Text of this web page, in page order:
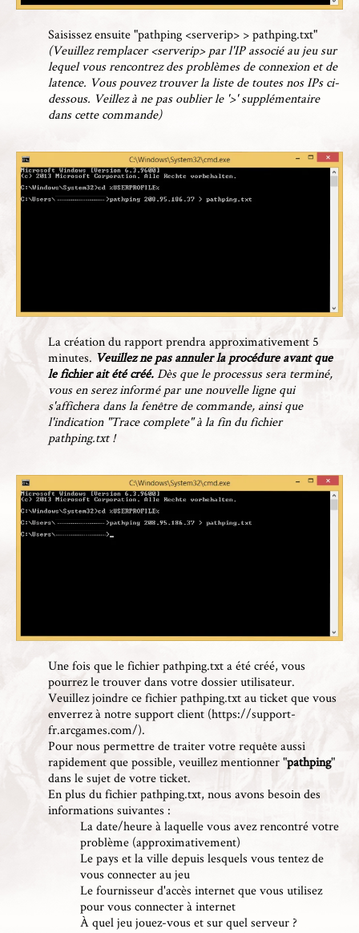
Saisissez ensuite "pathping <serverip> > pathping.txt"
(Veuillez remplacer <serverip> par l'IP associé au jeu sur
lequel vous rencontrez des problèmes de connexion et de
latence. Vous pouvez trouver la liste de toutes nos IPs ci-
dessous. Veillez à ne pas oublier le '>' supplémentaire
dans cette commande)
La création du rapport prendra approximativement 5
minutes. Veuillez ne pas annuler la procédure avant que
le fichier ait été créé.Dès que le processus sera terminé,
vous en serez informé par une nouvelle ligne qui
s'affichera dans la fenêtre de commande, ainsi que
l'indication "Trace complete" à la fin du fichier
pathping.txt !
Une fois que le fichier pathping.txt a été créé, vous
pourrez le trouver dans votre dossier utilisateur.
Veuillez joindre ce fichier pathping.txt au ticket que vous
enverrez à notre support client (https://support-
fr.arcgames.com/).
Pour nous permettre de traiter votre requête aussi
rapidement que possible, veuillez mentionner "pathping"
dans le sujet de votre ticket.
En plus du fichier pathping.txt, nous avons besoin des
informations suivantes :
La date/heure à laquelle vous avez rencontré votre
problème (approximativement)
Le pays et la ville depuis lesquels vous tentez de
vous connecter au jeu
Le fournisseur d'accès internet que vous utilisez
pour vous connecter à internet
À quel jeu jouez-vous et sur quel serveur ?